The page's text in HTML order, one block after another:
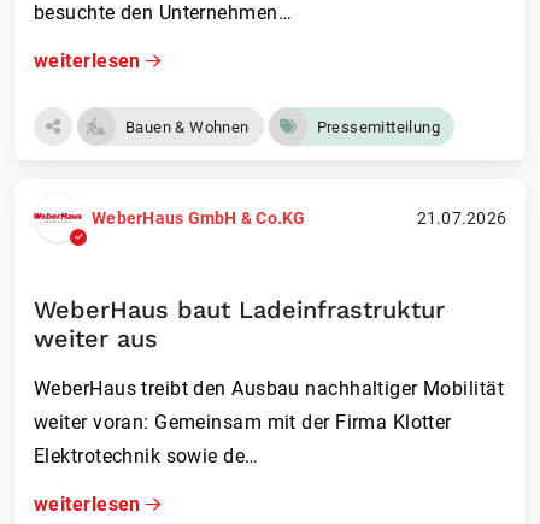
besuchte den Unternehmen…
weiterlesen
Bauen & Wohnen Pressemitteilung
WeberHaus GmbH & Co.KG 21.07.2026
WeberHaus baut Ladeinfrastruktur
weiter aus
WeberHaus treibt den Ausbau nachhaltiger Mobilität
weiter voran: Gemeinsam mit der Firma Klotter
Elektrotechnik sowie de…
weiterlesen